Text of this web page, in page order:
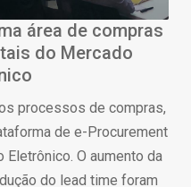
área de compras
do Mercado
processos de compras,
de e-Procurement
O aumento da
do lead time foram